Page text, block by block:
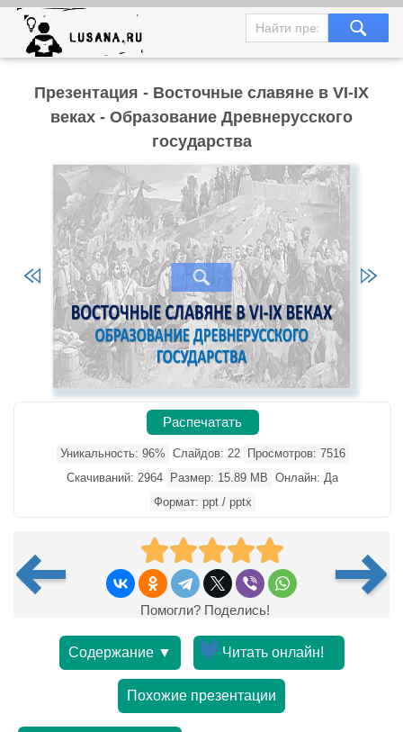
Презентация - Восточные славяне в VI-IX
веках - Образование Древнерусского
государства
Распечатать
Уникальность: 96% Слайдов: 22
Просмотров: 7516
Скачиваний: 2964
Размер: 15.89 MB Онлайн: Да
Формат: ppt / pptx
Помогли? Поделись!
Содержание ▼ Читать онлайн!
Похожие презентации